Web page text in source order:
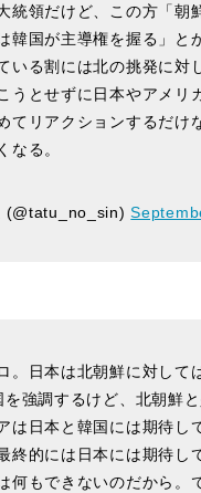
統領だけど、この方「朝
韓国が主導権を握る」と
いる割には北の挑発に対
うとせずに日本やアメリ
てリアクションするだけ
なる。
(@tatu_no_sin)
。日本は北朝鮮に対して
を強調するけど、北朝鮮
は日本と韓国には期待し
終的には日本には期待し
何もできないのだから。